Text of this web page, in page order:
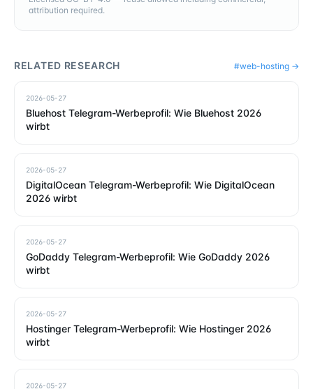
attribution required.
RELATED RESEARCH #web-hosting →
2026-05-27
Bluehost Telegram-Werbeprofil: Wie Bluehost 2026
wirbt
2026-05-27
DigitalOcean Telegram-Werbeprofil: Wie DigitalOcean
2026 wirbt
2026-05-27
GoDaddy Telegram-Werbeprofil: Wie GoDaddy 2026
wirbt
2026-05-27
Hostinger Telegram-Werbeprofil: Wie Hostinger 2026
wirbt
2026-05-27